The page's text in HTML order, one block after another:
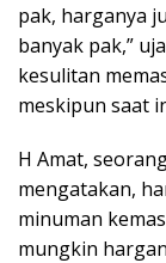
pak, harganya
banyak pak,”
kesulitan
meskipun saat
H Amat,
mengatakan,
minuman
mungkin